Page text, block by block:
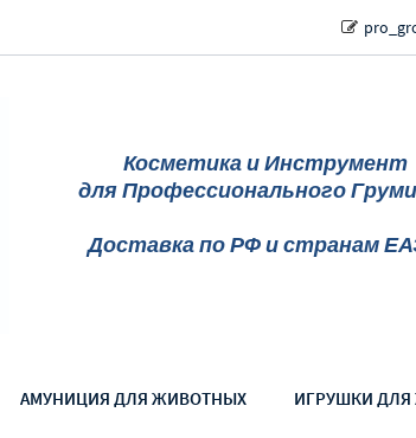
Косметика и Инструмент
для Профессионального
Доставка по РФ и странам
АМУНИЦИЯ ДЛЯ ЖИВОТНЫХ ИГРУШКИ